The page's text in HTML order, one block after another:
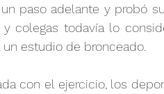
paso adelante y probó
y colegas todavía lo
estudio de bronceado.
con el ejercicio, los